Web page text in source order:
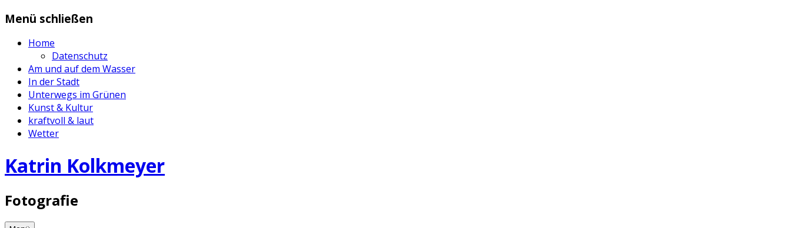
Zum
springen
Menü schließen
Home
Datenschutz
Am und auf dem Wasser
In der Stadt
Unterwegs im Grünen
Kunst & Kultur
kraftvoll & laut
Wetter
Katrin Kolkmeyer
Fotografie